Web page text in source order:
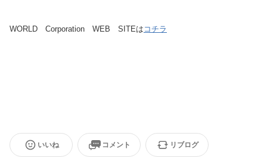
WORLD Corporation WEB SITEは コチラ
いいね コメント リブログ